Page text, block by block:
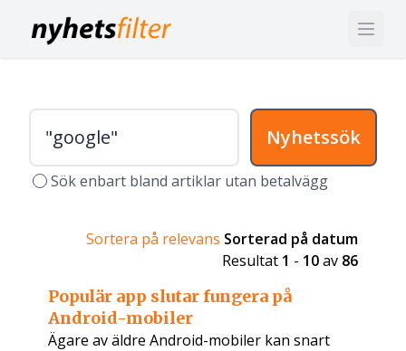
Nyhetssök
Sök enbart bland artiklar utan betalvägg
Sortera på relevans Sorterad på datum
Resultat 1 - 10av 86
Populär app slutar fungera på
Android-mobiler
Ägare av äldre Android-mobiler kan snart